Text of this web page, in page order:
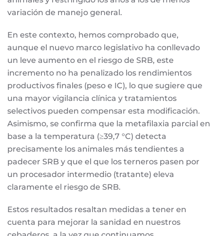
variación de manejo general.
En este contexto, hemos comprobado que,
aunque el nuevo marco legislativo ha conllevado
un leve aumento en el riesgo de SRB, este
incremento no ha penalizado los rendimientos
productivos finales (peso e IC), lo que sugiere que
una mayor vigilancia clínica y tratamientos
selectivos pueden compensar esta modificación.
Asimismo, se confirma que la metafilaxia parcial en
base a la temperatura (≥39,7 °C) detecta
precisamente los animales más tendientes a
padecer SRB y que el que los terneros pasen por
un procesador intermedio (tratante) eleva
claramente el riesgo de SRB.
Estos resultados resaltan medidas a tener en
cuenta para mejorar la sanidad en nuestros